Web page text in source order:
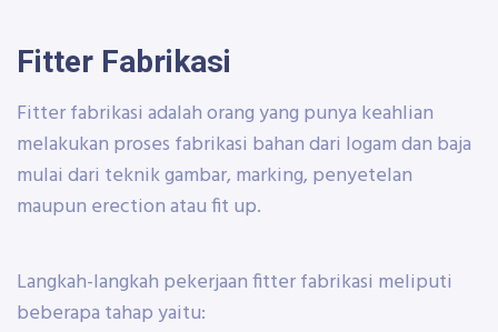
Fitter Fabrikasi
Fitter fabrikasi adalah orang yang punya keahlian
melakukan proses fabrikasi bahan dari logam dan baja
mulai dari teknik gambar, marking, penyetelan
maupun erection atau fit up.
Langkah-langkah pekerjaan fitter fabrikasi meliputi
beberapa tahap yaitu: